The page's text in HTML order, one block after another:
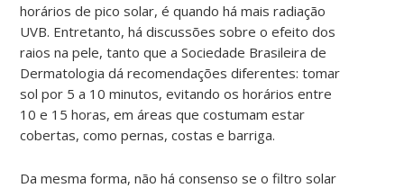
horários de pico solar, é quando há mais radiação
UVB. Entretanto, há discussões sobre o efeito dos
raios na pele, tanto que a Sociedade Brasileira de
Dermatologia dá recomendações diferentes: tomar
sol por 5 a 10 minutos, evitando os horários entre
10 e 15 horas, em áreas que costumam estar
cobertas, como pernas, costas e barriga.
Da mesma forma, não há consenso se o filtro solar